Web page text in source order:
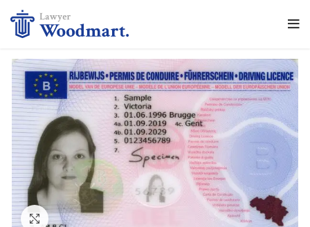
Click to enlarge